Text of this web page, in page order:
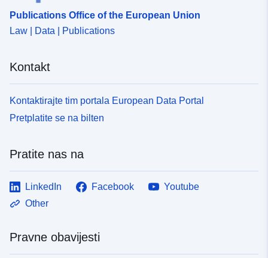
Publications Office of the European Union
Law | Data | Publications
Kontakt
Kontaktirajte tim portala European Data Portal
Pretplatite se na bilten
Pratite nas na
LinkedIn Facebook
Youtube
Other
Pravne obavijesti